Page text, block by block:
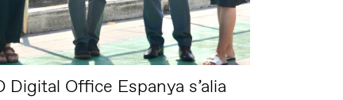
Digital Office Espanya s’alia